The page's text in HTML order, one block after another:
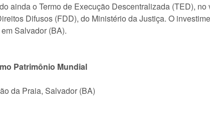
ainda o Termo de Execução Descentralizada (TED),
Difusos (FDD), do Ministério da Justiça. O
Salvador (BA).
Patrimônio Mundial
da Praia, Salvador (BA)